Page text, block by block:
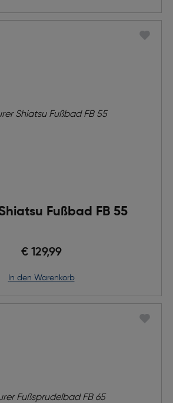
Fußbad FB 55
€ 129,99
in den Warenkorb